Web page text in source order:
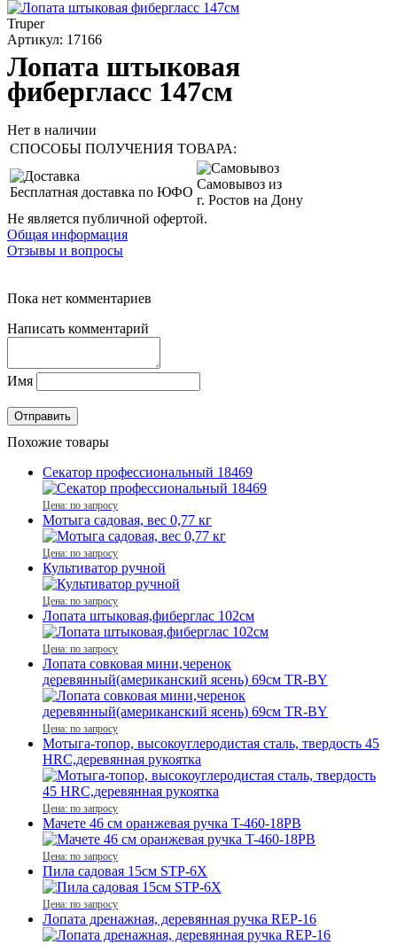
Truper
Артикул: 17166
Лопата штыковая
фибергласс 147см
Нет в наличии
СПОСОБЫ ПОЛУЧЕНИЯ ТОВАРА:
Бесплатная доставка по ЮФО
Самовывоз из
г. Ростов на Дону
Не является публичной офертой.
Общая информация
Отзывы и вопросы
Пока нет комментариев
Написать комментарий
Имя
Похожие товары
Секатор профессиональный 18469
Цена: по запросу
Мотыга садовая, вес 0,77 кг
Цена: по запросу
Культиватор ручной
Цена: по запросу
Лопата штыковая,фиберглас 102см
Цена: по запросу
Лопата совковая мини,черенок
деревянный(американский ясень) 69см TR-BY
Цена: по запросу
Мотыга-топор, высокоуглеродистая сталь, твердость 45
HRC,деревянная рукоятка
Цена: по запросу
Мачете 46 см оранжевая ручка T-460-18PB
Цена: по запросу
Пила садовая 15см STP-6X
Цена: по запросу
Лопата дренажная, деревянная ручка REР-16